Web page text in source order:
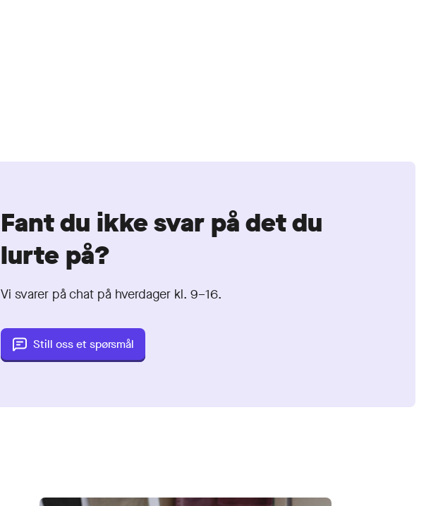
Fant du ikke svar på det du
lurte på?
Vi svarer på chat på hverdager kl. 9⁠–⁠16.
Still oss et spørsmål